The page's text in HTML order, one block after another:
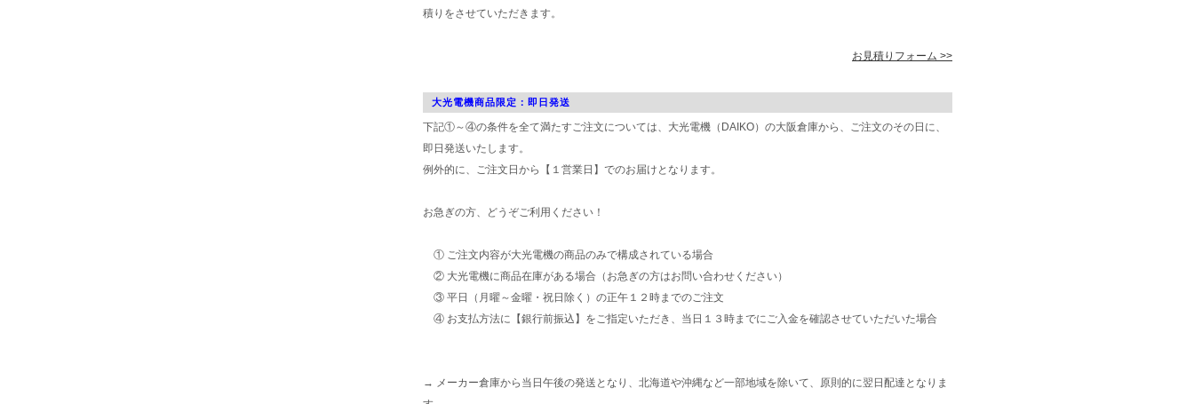
積りをさせていただきます。
お見積りフォーム >>
大光電機商品限定：即日発送
下記①～④の条件を全て満たすご注文については、大光電機（DAIKO）の大阪倉庫から、ご注文のその日に、
即日発送いたします。
例外的に、ご注文日から【１営業日】でのお届けとなります。
お急ぎの方、どうぞご利用ください！
① ご注文内容が大光電機の商品のみで構成されている場合
② 大光電機に商品在庫がある場合（お急ぎの方はお問い合わせください）
③ 平日（月曜～金曜・祝日除く）の正午１２時までのご注文
④ お支払方法に【銀行前振込】をご指定いただき、当日１３時までにご入金を確認させていただいた場合
→ メーカー倉庫から当日午後の発送となり、北海道や沖縄など一部地域を除いて、原則的に翌日配達となりま